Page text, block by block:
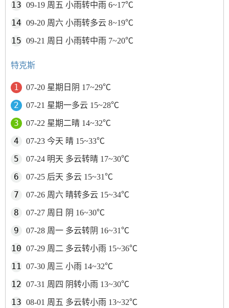
09-19 周五 小雨转中雨 6~17℃
09-20 周六 小雨转多云 8~19℃
09-21 周日 小雨转中雨 7~20℃
特克斯
07-20 星期日阴 17~29℃
07-21 星期一多云 15~28℃
07-22 星期二晴 14~32℃
07-23 今天 晴 15~33℃
07-24 明天 多云转晴 17~30℃
07-25 后天 多云 15~31℃
07-26 周六 晴转多云 15~34℃
07-27 周日 阴 16~30℃
07-28 周一 多云转阴 16~31℃
07-29 周二 多云转小雨 15~36℃
07-30 周三 小雨 14~32℃
07-31 周四 阴转小雨 13~30℃
08-01 周五 多云转小雨 13~32℃